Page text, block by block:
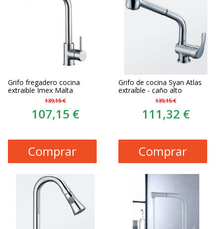
Grifo fregadero cocina
extraible Imex Malta
139,15 €
107,15 €
Comprar
Grifo de cocina Syan Atlas
extraíble - caño alto
139,15 €
111,32 €
Comprar